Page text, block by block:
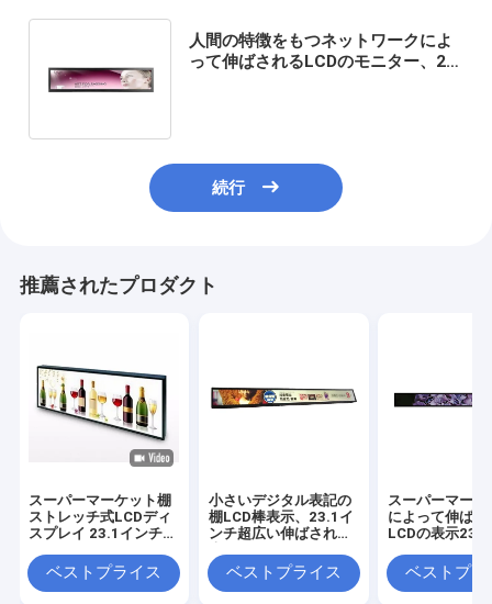
人間の特徴をもつネットワークによ
って伸ばされるLCDのモニター、28
続行
推薦されたプロダクト
スーパーマーケット棚
ストレッチ式LCDディ
スプレイ 23.1インチ
POEベストプライス
小さいデジタル表記の
棚LCD棒表示、23.1イ
ンチ超広い伸ばされた
ベストプライス
スーパーマーケ
によって伸ばさ
LCDの表示
1920*158の決
ベストプラ